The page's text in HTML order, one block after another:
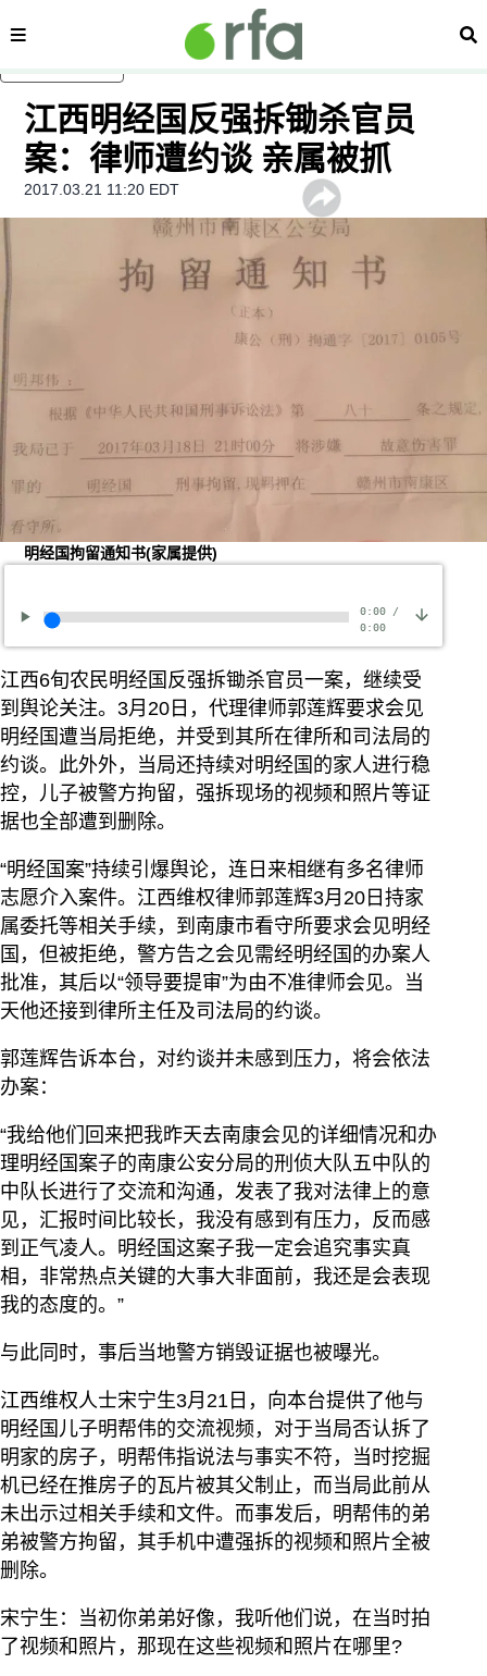
内容分类 搜
江西明经国反强拆锄杀官员
案：律师遭约谈 亲属被抓
2017.03.21 11:20 EDT
明经国拘留通知书(家属提供)
0:00/
0:00
江西6旬农民明经国反强拆锄杀官员一案，继续受
到舆论关注。3月20日，代理律师郭莲辉要求会见
明经国遭当局拒绝，并受到其所在律所和司法局的
约谈。此外外，当局还持续对明经国的家人进行稳
控，儿子被警方拘留，强拆现场的视频和照片等证
据也全部遭到删除。
“明经国案”持续引爆舆论，连日来相继有多名律师
志愿介入案件。江西维权律师郭莲辉3月20日持家
属委托等相关手续，到南康市看守所要求会见明经
国，但被拒绝，警方告之会见需经明经国的办案人
批准，其后以“领导要提审”为由不准律师会见。当
天他还接到律所主任及司法局的约谈。
郭莲辉告诉本台，对约谈并未感到压力，将会依法
办案：
“我给他们回来把我昨天去南康会见的详细情况和办
理明经国案子的南康公安分局的刑侦大队五中队的
中队长进行了交流和沟通，发表了我对法律上的意
见，汇报时间比较长，我没有感到有压力，反而感
到正气凌人。明经国这案子我一定会追究事实真
相，非常热点关键的大事大非面前，我还是会表现
我的态度的。”
与此同时，事后当地警方销毁证据也被曝光。
江西维权人士宋宁生3月21日，向本台提供了他与
明经国儿子明帮伟的交流视频，对于当局否认拆了
明家的房子，明帮伟指说法与事实不符，当时挖掘
机已经在推房子的瓦片被其父制止，而当局此前从
未出示过相关手续和文件。而事发后，明帮伟的弟
弟被警方拘留，其手机中遭强拆的视频和照片全被
删除。
宋宁生：当初你弟弟好像，我听他们说，在当时拍
了视频和照片，那现在这些视频和照片在哪里?